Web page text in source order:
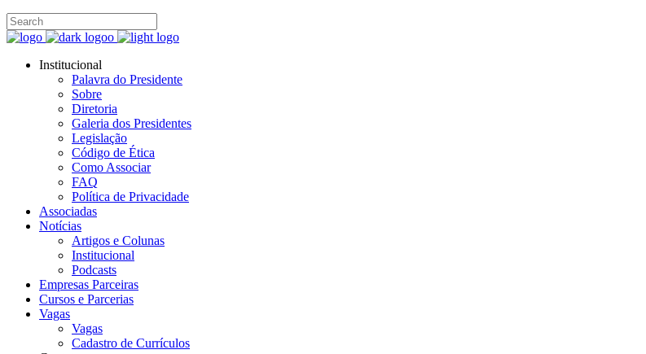
Institucional
Palavra do Presidente
Sobre
Diretoria
Galeria dos Presidentes
Legislação
Código de Ética
Como Associar
FAQ
Política de Privacidade
Associadas
Notícias
Artigos e Colunas
Institucional
Podcasts
Empresas Parceiras
Cursos e Parcerias
Vagas
Vagas
Cadastro de Currículos